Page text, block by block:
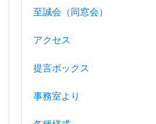
至誠会（同窓会）
アクセス
提言ボックス
事務室より